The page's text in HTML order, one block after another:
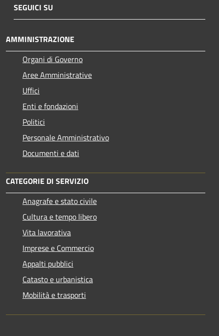
SEGUICI SU
AMMINISTRAZIONE
Organi di Governo
Aree Amministrative
Uffici
Enti e fondazioni
Politici
Personale Amministrativo
Documenti e dati
CATEGORIE DI SERVIZIO
Anagrafe e stato civile
Cultura e tempo libero
Vita lavorativa
Imprese e Commercio
Appalti pubblici
Catasto e urbanistica
Mobilità e trasporti